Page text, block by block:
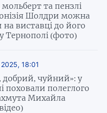
та пензлі
Шолдри можна
виставці до його
у Тернополі (фото)
18:01
добрий, чуйний»: у
поховали полеглого
Михайла